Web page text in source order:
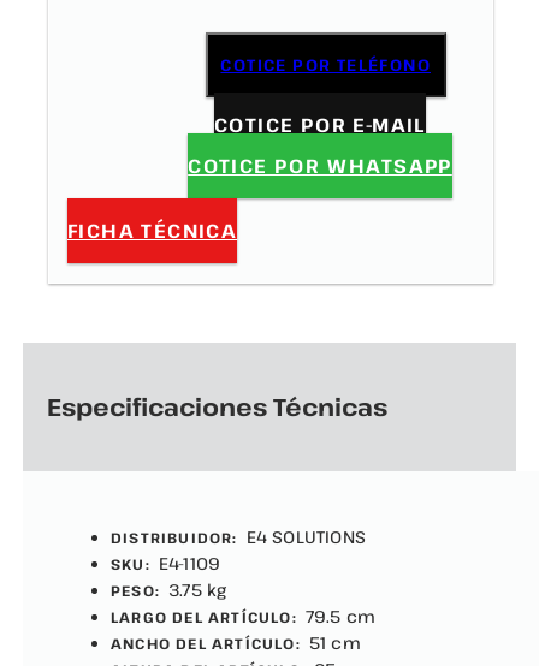
COTICE POR TELÉFONO
COTICE POR E-MAIL
COTICE POR WHATSAPP
FICHA TÉCNICA
Especificaciones Técnicas
DISTRIBUIDOR: E4 SOLUTIONS
SKU: E4-1109
PESO: 3.75 kg
LARGO DEL ARTÍCULO: 79.5 cm
ANCHO DEL ARTÍCULO: 51 cm